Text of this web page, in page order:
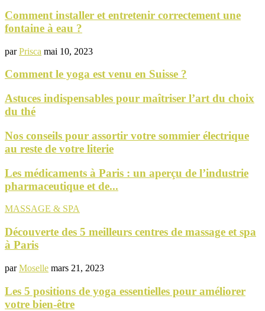
Comment installer et entretenir correctement une
fontaine à eau ?
parPrisca mai 10, 2023
Comment le yoga est venu en Suisse ?
Astuces indispensables pour maîtriser l’art du choix
du thé
Nos conseils pour assortir votre sommier électrique
au reste de votre literie
Les médicaments à Paris : un aperçu de l’industrie
pharmaceutique et de...
MASSAGE & SPA
Découverte des 5 meilleurs centres de massage et spa
à Paris
parMoselle mars 21, 2023
Les 5 positions de yoga essentielles pour améliorer
votre bien-être